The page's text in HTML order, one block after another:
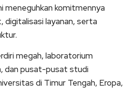
meneguhkan komitmennya
digitalisasi layanan, serta
megah, laboratorium
dan pusat-pusat studi
di Timur Tengah, Eropa,